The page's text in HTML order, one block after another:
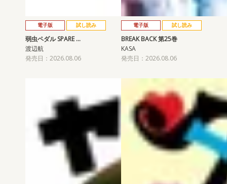
電子版 試し読み
弱虫ペダル SPARE …
渡辺航
発売日：2026.08.06
電子版 試し読み
BREAK BACK 第25巻
KASA
発売日：2026.08.06